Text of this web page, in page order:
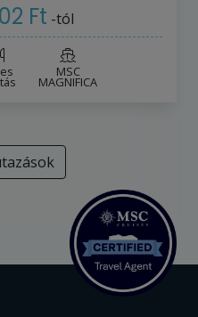
Ft -tól
MSC
MAGNIFICA